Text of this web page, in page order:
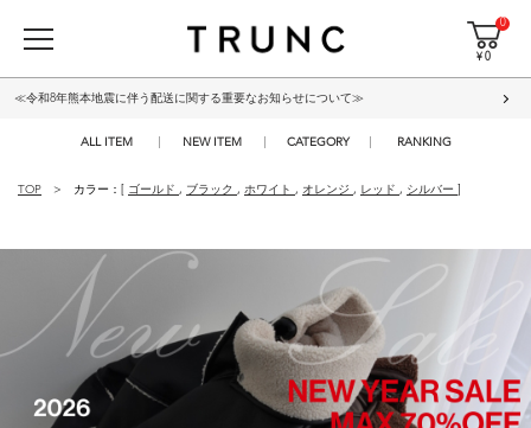
0
¥ 0
≪令和8年熊本地震に伴う配送に関する重要なお知らせについて≫
ALL ITEM NEW ITEM CATEGORY RANKING
TOP カラー：[ ゴールド , ブラック , ホワイト , オレンジ , レッド , シルバー